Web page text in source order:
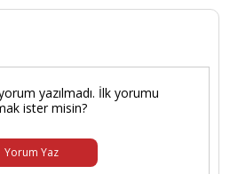
yazılmadı. İlk yorumu
ister misin?
Yorum Yaz